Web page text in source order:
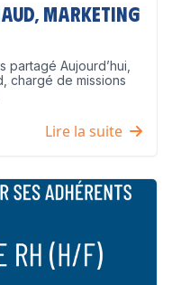
Marketing
partagé Aujourd’hui,
chargé de missions
Lire la suite